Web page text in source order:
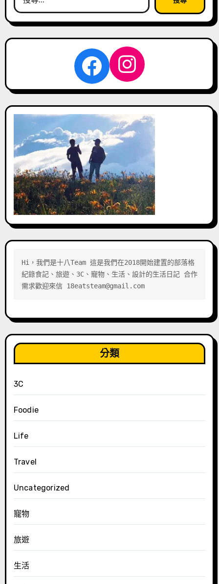
尋
關
Facebook
Hi，我們是十八Team 這是我們在2018開始建置的部落格
紀錄食記、旅遊、3C、寵物、生活、設計的生活日記 合作
需求歡迎來信 18eatsteam@gmail.com
分類
3C
Foodie
Life
Travel
Uncategorized
寵物
旅遊
生活